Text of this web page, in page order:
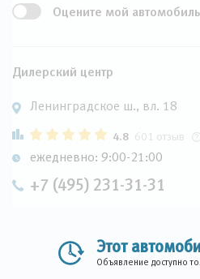
Оцените мой автомобиль
Дилерский центр
Ленинградское ш., вл. 18
4.8 601 отзыв
ежедневно: 9:00-21:00
+7 (495) 231-31-31
Этот
Объявление доступно